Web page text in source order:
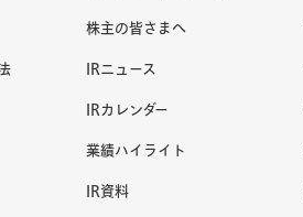
株主の皆さまへ
IRニュース
IRカレンダー
業績ハイライト
IR資料